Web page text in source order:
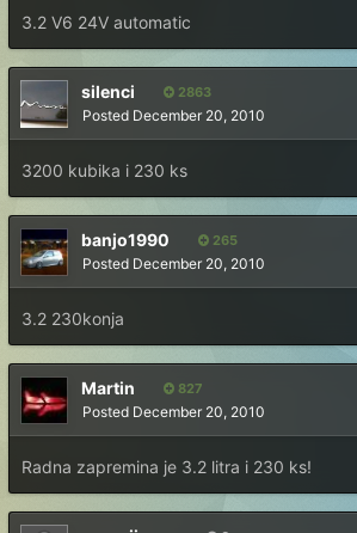
3.2 V6 24V automatic
silenci 2863
Posted December 20, 2010
3200 kubika i 230 ks
banjo1990 265
Posted December 20, 2010
3.2 230konja
Martin 827
Posted December 20, 2010
Radna zapremina je 3.2 litra i 230 ks!